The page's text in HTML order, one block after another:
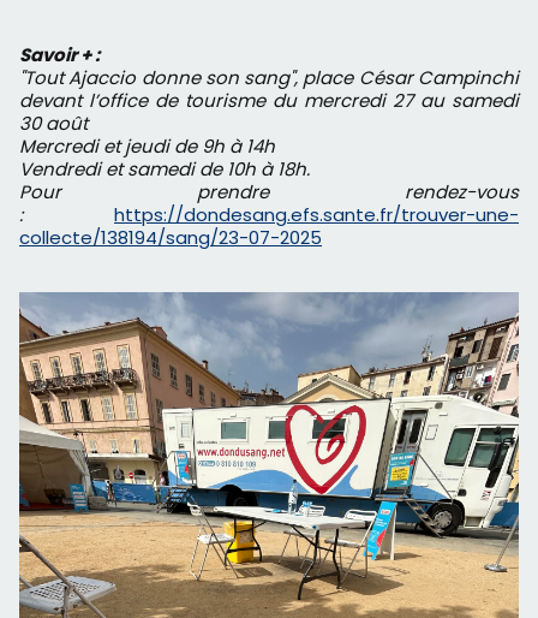
Savoir + :
"Tout Ajaccio donne son sang", place César Campinchi
devant l’office de tourisme du mercredi 27 au samedi
30 août
Mercredi et jeudi de 9h à 14h
Vendredi et samedi de 10h à 18h.
Pour prendre rendez-vous
: https://dondesang.efs.sante.fr/trouver-une-
collecte/138194/sang/23-07-2025